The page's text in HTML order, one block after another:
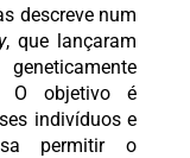
descreve num
, que lançaram
O objetivo é
indivíduos e
permitir o